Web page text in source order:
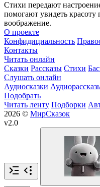
Стихи передают
помогают увидеть
воображение.
О проекте
Конфидициальность
Контакты
Читать онлайн
Сказки Рассказы Стихи
Слушать онлайн
Аудиосказки
Подобрать
Читать ленту Подборки
2026 © МирСказок
v2.0